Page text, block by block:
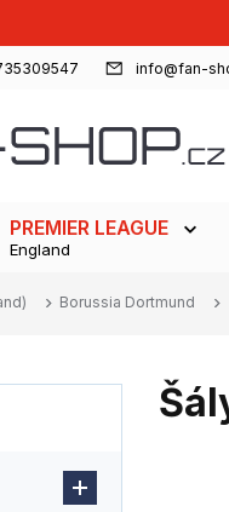
info@fan-
PREMIER LEAGUE
England
Borussia Dortmund